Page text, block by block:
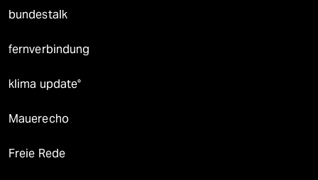
bundestalk
fernverbindung
klima update°
Mauerecho
Freie Rede